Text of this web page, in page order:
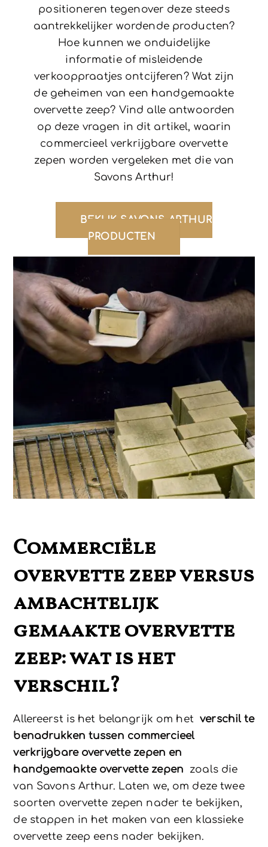
positioneren tegenover deze steeds
aantrekkelijker wordende producten?
Hoe kunnen we onduidelijke
informatie of misleidende
verkooppraatjes ontcijferen? Wat zijn
de geheimen van een handgemaakte
overvette zeep? Vind alle antwoorden
op deze vragen in dit artikel, waarin
commercieel verkrijgbare overvette
zepen worden vergeleken met die van
Savons Arthur!
BEKIJK SAVONS ARTHUR
PRODUCTEN
Commerciële
overvette zeep versus
ambachtelijk
gemaakte overvette
zeep: wat is het
verschil?
Allereerst is het belangrijk om het verschil te
benadrukken tussen commercieel
verkrijgbare overvette zepen en
handgemaakte overvette zepen zoals die
van Savons Arthur. Laten we, om deze twee
soorten overvette zepen nader te bekijken,
de stappen in het maken van een klassieke
overvette zeep eens nader bekijken.